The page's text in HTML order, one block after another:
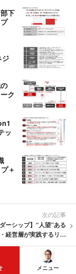
下
ジ
ク
ッ
＋
次の記事
ダーシップ】“人望”ある
経営層が実践するリー
の4Eとは？ [リーダー
シップ①]
メニュー